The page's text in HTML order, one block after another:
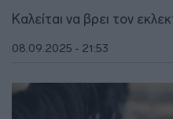
Καλείται να βρει τον
08.09.2025 - 21:53